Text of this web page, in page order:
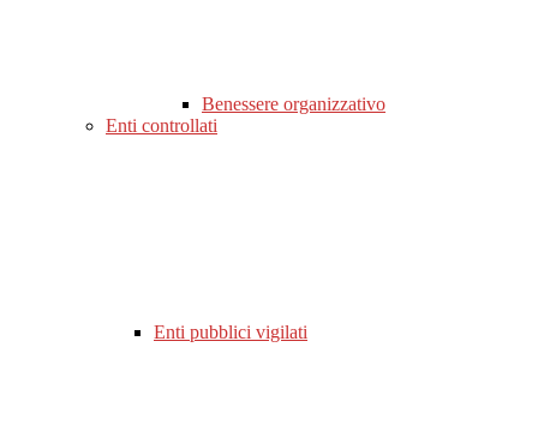
Benessere organizzativo
Enti controllati
Enti pubblici vigilati